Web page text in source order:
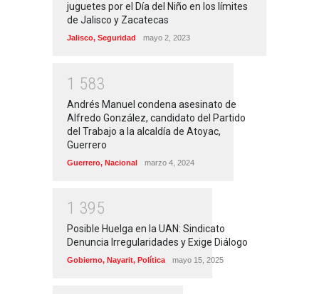
juguetes por el Día del Niño en los límites
de Jalisco y Zacatecas
Jalisco, Seguridad mayo 2, 2023
1 583
Andrés Manuel condena asesinato de
Alfredo González, candidato del Partido
del Trabajo a la alcaldía de Atoyac,
Guerrero
Guerrero, Nacional marzo 4, 2024
1 395
Posible Huelga en la UAN: Sindicato
Denuncia Irregularidades y Exige Diálogo
Gobierno, Nayarit, Política mayo 15, 2025